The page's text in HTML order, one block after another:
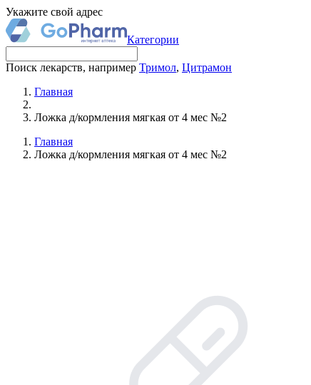
Укажите свой адрес
Категории
Поиск лекарств, например Тримол, Цитрамон
Главная
Ложка д/кормления мягкая от 4 мес №2
Главная
Ложка д/кормления мягкая от 4 мес №2